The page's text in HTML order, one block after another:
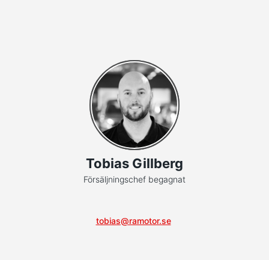
Tobias Gillberg
Försäljningschef begagnat
tobias@ramotor.se